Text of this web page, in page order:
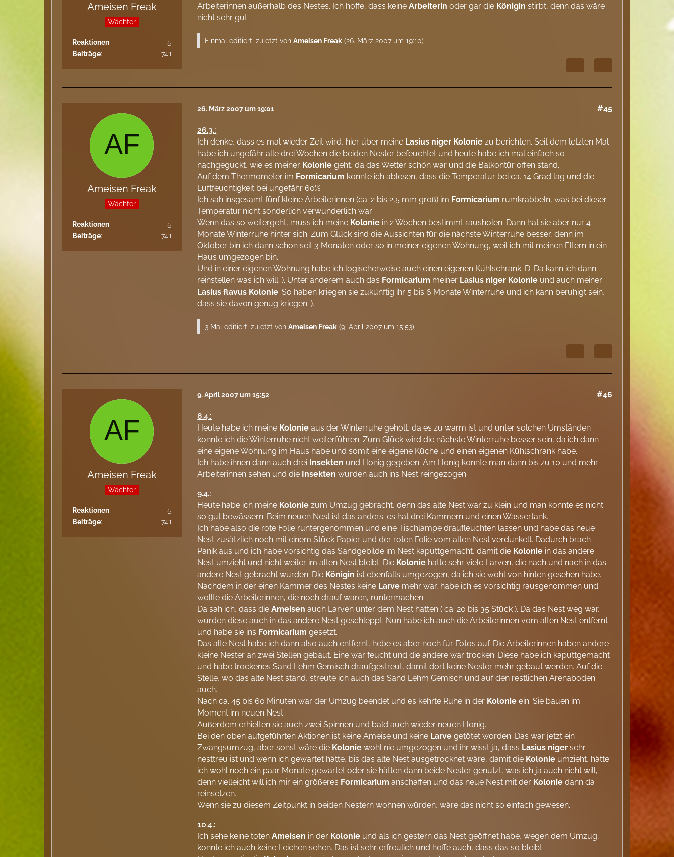
Ameisen Freak
Wächter
Reaktionen
5
Beiträge
741
Arbeiterinnen außerhalb des Nestes. Ich hoffe, dass keineArbeiterin oder gar die Königin stirbt, denn das wäre
nicht sehr gut.
Einmal editiert, zuletzt vonAmeisen Freak (26. März 2007 um 19:10)
Ameisen Freak
Wächter
Reaktionen
5
Beiträge
741
26. März 2007 um 19:01 #45
26.3.:
Ich denke, dass es mal wieder Zeit wird, hier über meine Lasius niger Kolonie zu berichten. Seit dem letzten Mal
habe ich ungefähr alle drei Wochen die beiden Nester befeuchtet und heute habe ich mal einfach so
nachgeguckt, wie es meiner Kolonie geht, da das Wetter schön war und die Balkontür offen stand.
Auf dem Thermometer im Formicarium konnte ich ablesen, dass die Temperatur bei ca. 14 Grad lag und die
Luftfeuchtigkeit bei ungefähr 60%.
Ich sah insgesamt fünf kleine Arbeiterinnen (ca. 2 bis 2,5 mm groß) im Formicarium rumkrabbeln, was bei dieser
Temperatur nicht sonderlich verwunderlich war.
Wenn das so weitergeht, muss ich meine Kolonie in 2 Wochen bestimmt rausholen. Dann hat sie aber nur 4
Monate Winterruhe hinter sich. Zum Glück sind die Aussichten für die nächste Winterruhe besser, denn im
Oktober bin ich dann schon seit 3 Monaten oder so in meiner eigenen Wohnung, weil ich mit meinen Eltern in ein
Haus umgezogen bin.
Und in einer eigenen Wohnung habe ich logischerweise auch einen eigenen Kühlschrank :D. Da kann ich dann
reinstellen was ich will :). Unter anderem auch das Formicarium meiner Lasius niger Kolonie und auch meiner
Lasius flavus Kolonie. So haben kriegen sie zukünftig ihr 5 bis 6 Monate Winterruhe und ich kann beruhigt sein,
dass sie davon genug kriegen :).
3 Mal editiert, zuletzt vonAmeisen Freak (9. April 2007 um 15:53)
Ameisen Freak
Wächter
Reaktionen
5
Beiträge
741
9. April 2007 um 15:52 #46
8.4.:
Heute habe ich meine Kolonie aus der Winterruhe geholt, da es zu warm ist und unter solchen Umständen
konnte ich die Winterruhe nicht weiterführen. Zum Glück wird die nächste Winterruhe besser sein, da ich dann
eine eigene Wohnung im Haus habe und somit eine eigene Küche und einen eigenen Kühlschrank habe.
Ich habe ihnen dann auch drei Insekten und Honig gegeben. Am Honig konnte man dann bis zu 10 und mehr
Arbeiterinnen sehen und die Insekten wurden auch ins Nest reingezogen.
9.4.:
Heute habe ich meine Kolonie zum Umzug gebracht, denn das alte Nest war zu klein und man konnte es nicht
so gut bewässern. Beim neuen Nest ist das anders: es hat drei Kammern und einen Wassertank.
Ich habe also die rote Folie runtergenommen und eine Tischlampe draufleuchten lassen und habe das neue
Nest zusätzlich noch mit einem Stück Papier und der roten Folie vom alten Nest verdunkelt. Dadurch brach
Panik aus und ich habe vorsichtig das Sandgebilde im Nest kaputtgemacht, damit die Kolonie in das andere
Nest umzieht und nicht weiter im alten Nest bleibt. Die Kolonie hatte sehr viele Larven, die nach und nach in das
andere Nest gebracht wurden. Die Königin ist ebenfalls umgezogen, da ich sie wohl von hinten gesehen habe.
Nachdem in der einen Kammer des Nestes keine Larve mehr war, habe ich es vorsichtig rausgenommen und
wollte die Arbeiterinnen, die noch drauf waren, runtermachen.
Da sah ich, dass dieAmeisen auch Larven unter dem Nest hatten ( ca. 20 bis 35 Stück ). Da das Nest weg war,
wurden diese auch in das andere Nest geschleppt. Nun habe ich auch die Arbeiterinnen vom alten Nest entfernt
und habe sie ins Formicarium gesetzt.
Das alte Nest habe ich dann also auch entfernt, hebe es aber noch für Fotos auf. Die Arbeiterinnen haben andere
kleine Nester an zwei Stellen gebaut. Eine war feucht und die andere war trocken. Diese habe ich kaputtgemacht
und habe trockenes Sand Lehm Gemisch draufgestreut, damit dort keine Nester mehr gebaut werden. Auf die
Stelle, wo das alte Nest stand, streute ich auch das Sand Lehm Gemisch und auf den restlichen Arenaboden
auch.
Nach ca. 45 bis 60 Minuten war der Umzug beendet und es kehrte Ruhe in der Kolonie ein. Sie bauen im
Moment im neuen Nest.
Außerdem erhielten sie auch zwei Spinnen und bald auch wieder neuen Honig.
Bei den oben aufgeführten Aktionen ist keine Ameise und keine Larve getötet worden. Das war jetzt ein
Zwangsumzug, aber sonst wäre die Kolonie wohl nie umgezogen und ihr wisst ja, dass Lasius niger sehr
nesttreu ist und wenn ich gewartet hätte, bis das alte Nest ausgetrocknet wäre, damit die Kolonie umzieht, hätte
ich wohl noch ein paar Monate gewartet oder sie hätten dann beide Nester genutzt, was ich ja auch nicht will,
denn vielleicht will ich mir ein größeres Formicarium anschaffen und das neue Nest mit der Kolonie dann da
reinsetzen.
Wenn sie zu diesem Zeitpunkt in beiden Nestern wohnen würden, wäre das nicht so einfach gewesen.
10.4.:
Ich sehe keine totenAmeisen in der Kolonie und als ich gestern das Nest geöffnet habe, wegen dem Umzug,
konnte ich auch keine Leichen sehen. Das ist sehr erfreulich und hoffe auch, dass das so bleibt.